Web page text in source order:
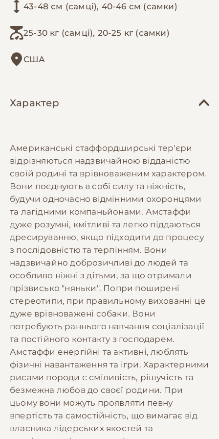
43-48 см (самці), 40-46 см (самки)
25-30 кг (самці), 20-25 кг (самки)
США
Характер
Американські стаффордширські тер'єри
відрізняються надзвичайною відданістю
своїй родині та врівноваженим характером.
Вони поєднують в собі силу та ніжність,
будучи одночасно відмінними охоронцями
та лагідними компаньйонами. Амстаффи
дуже розумні, кмітливі та легко піддаються
дресируванню, якщо підходити до процесу
з послідовністю та терпінням. Вони
надзвичайно доброзичливі до людей та
особливо ніжні з дітьми, за що отримали
прізвисько "няньки". Попри поширені
стереотипи, при правильному вихованні це
дуже врівноважені собаки. Вони
потребують раннього навчання соціалізації
та постійного контакту з господарем.
Амстаффи енергійні та активні, люблять
фізичні навантаження та ігри. Характерними
рисами породи є сміливість, рішучість та
безмежна любов до своєї родини. При
цьому вони можуть проявляти певну
впертість та самостійність, що вимагає від
власника лідерських якостей та